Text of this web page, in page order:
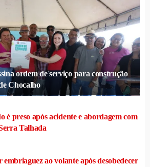
ordem de serviço para construção
Chocalho
é preso após acidente e abordagem com
Talhada
ao volante após desobedecer